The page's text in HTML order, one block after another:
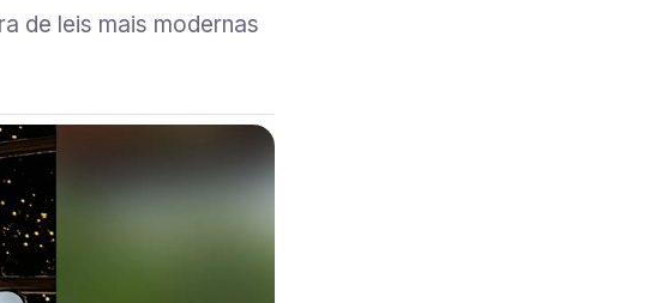
de leis mais modernas